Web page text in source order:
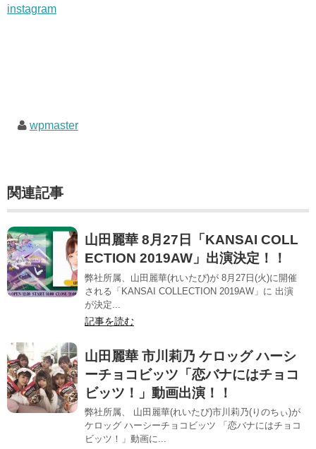
instagram
wpmaster
関連記事
山田麗華 8月27日「KANSAI COLL
ECTION 2019AW」出演決定！！
弊社所属、山田麗華(れいたぴ)が 8月27日(火)に開催
される「KANSAI COLLECTION 2019AW」に 出演
が決定...
記事を読む
山田麗華 市川莉乃 ケロッグ ハーシ
ーチョコビッツ「恋バナにはチョコ
ビッツ！」動画出演！！
弊社所属、 山田麗華(れいたぴ)市川莉乃(りのちぃ)が
ケロッグ ハーシーチョコビッツ 「恋バナにはチョコ
ビッツ！」動画に...